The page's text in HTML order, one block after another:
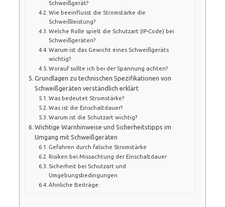
Schweißgerät?
Wie beeinflusst die Stromstärke die
Schweißleistung?
Welche Rolle spielt die Schutzart (IP-Code) bei
Schweißgeräten?
Warum ist das Gewicht eines Schweißgeräts
wichtig?
Worauf sollte ich bei der Spannung achten?
Grundlagen zu technischen Spezifikationen von
Schweißgeräten verständlich erklärt
Was bedeutet Stromstärke?
Was ist die Einschaltdauer?
Warum ist die Schutzart wichtig?
Wichtige Warnhinweise und Sicherheitstipps im
Umgang mit Schweißgeräten
Gefahren durch falsche Stromstärke
Risiken bei Missachtung der Einschaltdauer
Sicherheit bei Schutzart und
Umgebungsbedingungen
Ähnliche Beiträge: